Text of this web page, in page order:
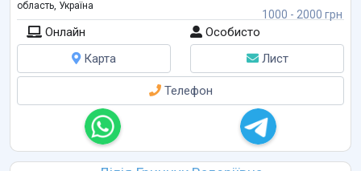
1000 - 2000 грн
область, Україна
Онлайн
Особисто
Карта
Лист
Телефон